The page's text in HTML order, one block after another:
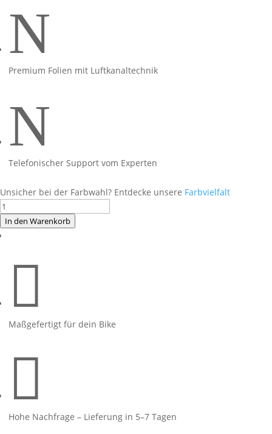
N
Premium Folien mit Luftkanaltechnik
N
Telefonischer Support vom Experten
Unsicher bei der Farbwahl? Entdecke unsere Farbvielfalt
Foliendesign
BMW
R1300GS
In den Warenkorb

Maßgefertigt für dein Bike

Hohe Nachfrage – Lieferung in 5–7 Tagen